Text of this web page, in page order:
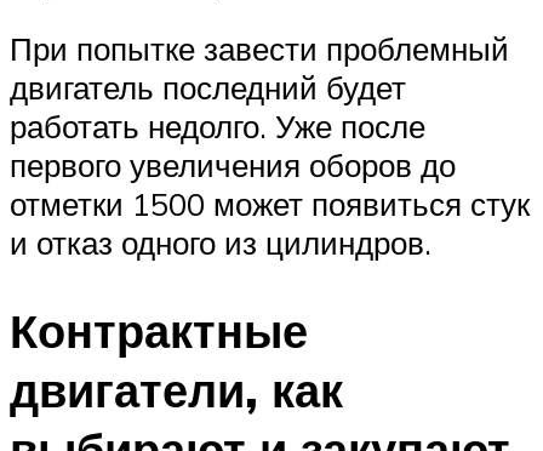
При попытке завести проблемный
двигатель последний будет
работать недолго. Уже после
первого увеличения оборов до
отметки 1500 может появиться стук
и отказ одного из цилиндров.
Контрактные
двигатели, как